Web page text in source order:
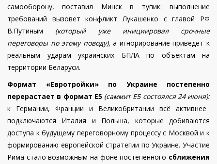
самооборону, поставил Минск в тупик: выполнение
требований вызовет конфликт Лукашенко с главой РФ
В.Путиным (который уже инициировал срочные
переговоры по этому поводу), а игнорирование приведёт к
реальным ударам украинских БПЛА по объектам на
территории Беларуси.
Формат «Евротройки» по Украине постепенно
перерастает в формат Е5 (саммит Е5 состоялся 24 июня):
к Германии, Франции и Великобритании всё активнее
подключаются Италия и Польша, которые добиваются
доступа к будущему переговорному процессу с Москвой и к
формированию европейской стратегии по Украине. Участие
Рима стало возможным на фоне постепенного сближения